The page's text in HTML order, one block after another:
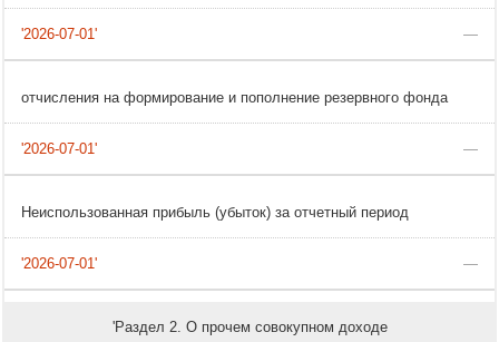
—
отчисления на формирование и пополнение резервного фонда
—
Неиспользованная прибыль (убыток) за отчетный период
—
'Раздел 2. О прочем совокупном доходе